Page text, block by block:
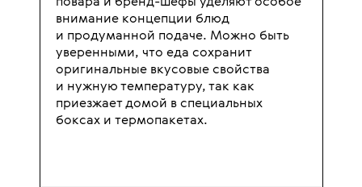
внимание концепции блюд
и продуманной подаче. Можно быть
уверенными, что еда сохранит
оригинальные вкусовые свойства
и нужную температуру, так как
приезжает домой в специальных
боксах и термопакетах.